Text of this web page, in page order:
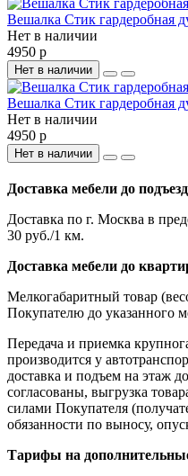
Вешалка Стик гардеробная
Нет в наличии
4950 р
Нет в наличии
Вешалка Стик гардеробная
Нет в наличии
4950 р
Нет в наличии
Доставка мебели до
Доставка по г. Москва в
30 руб./1 км.
Доставка мебели до
Мелкогабаритный товар
Покупателю до указанного
Передача и приемка
производится у
доставка и подъем на этаж
согласованы, выгрузка
силами Покупателя
обязанности по выносу,
Тарифы на